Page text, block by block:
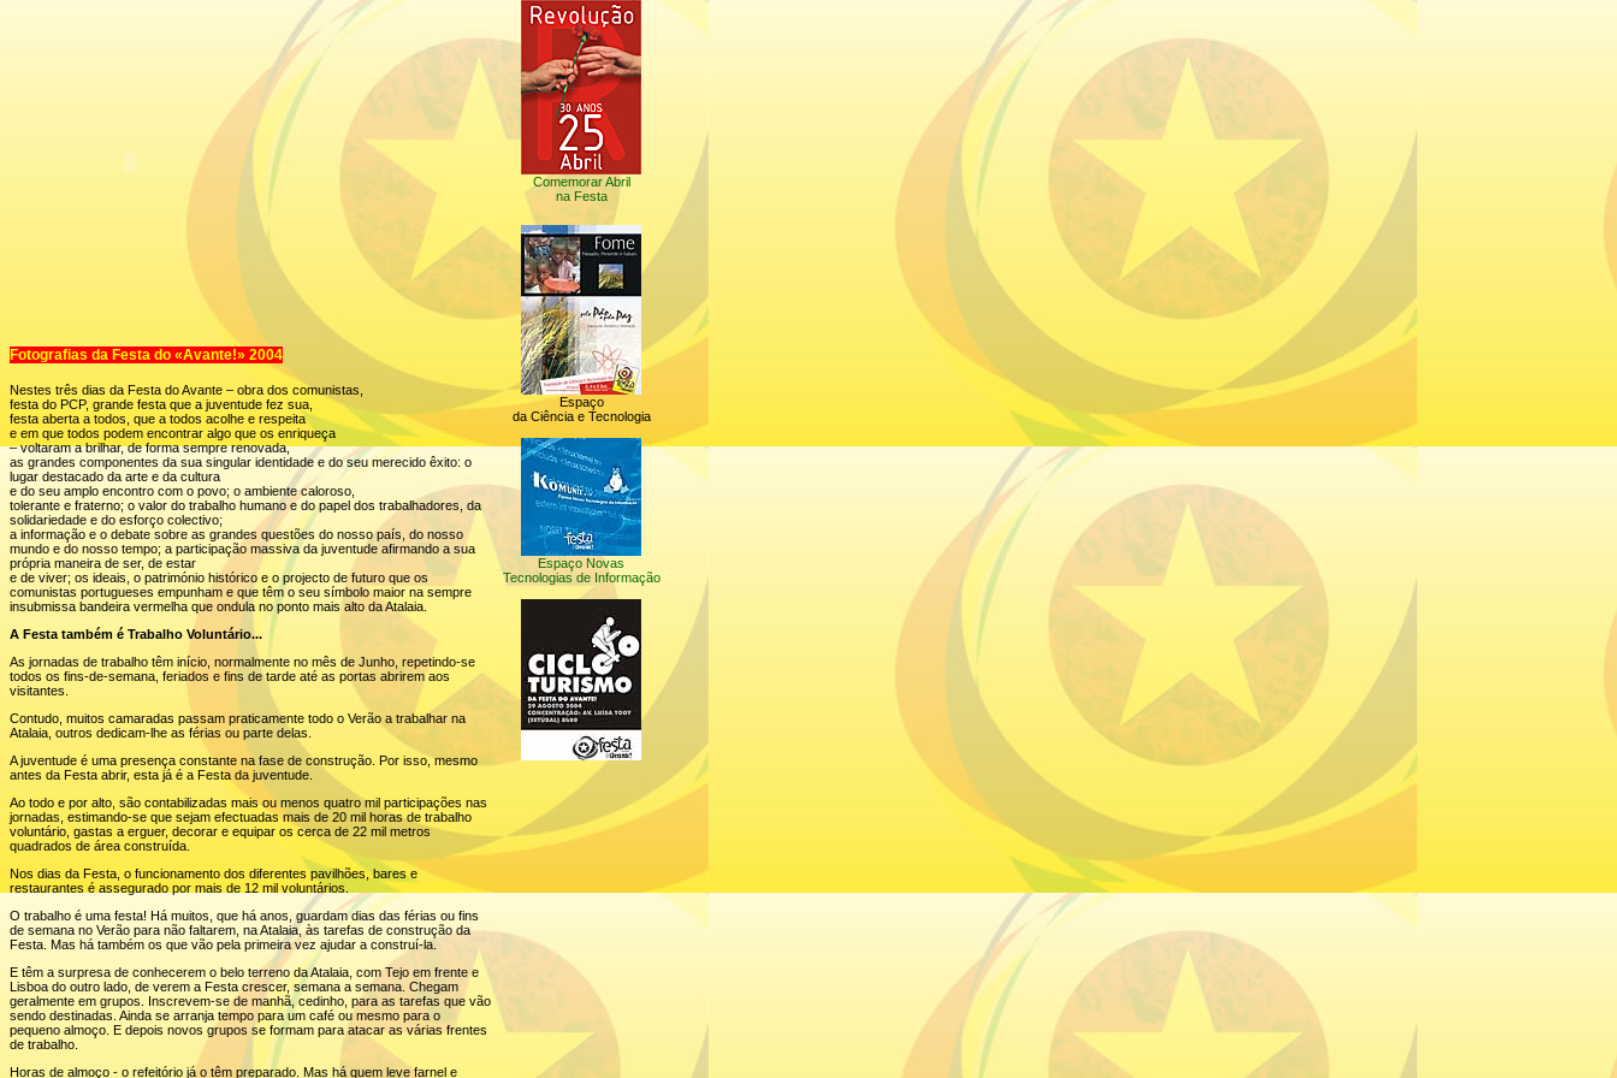
Fotografias da Festa do «Avante!» 2004
Nestes três dias da Festa do Avante – obra dos comunistas,
festa do PCP, grande festa que a juventude fez sua,
festa aberta a todos, que a todos acolhe e respeita
e em que todos podem encontrar algo que os enriqueça
– voltaram a brilhar, de forma sempre renovada,
as grandes componentes da sua singular identidade e do seu merecido êxito: o
lugar destacado da arte e da cultura
e do seu amplo encontro com o povo; o ambiente caloroso,
tolerante e fraterno; o valor do trabalho humano e do papel dos trabalhadores, da
solidariedade e do esforço colectivo;
a informação e o debate sobre as grandes questões do nosso país, do nosso
mundo e do nosso tempo; a participação massiva da juventude afirmando a sua
própria maneira de ser, de estar
e de viver; os ideais, o património histórico e o projecto de futuro que os
comunistas portugueses empunham e que têm o seu símbolo maior na sempre
insubmissa bandeira vermelha que ondula no ponto mais alto da Atalaia.
A Festa também é Trabalho Voluntário...
As jornadas de trabalho têm início, normalmente no mês de Junho, repetindo-se
todos os fins-de-semana, feriados e fins de tarde até as portas abrirem aos
visitantes.
Contudo, muitos camaradas passam praticamente todo o Verão a trabalhar na
Atalaia, outros dedicam-lhe as férias ou parte delas.
A juventude é uma presença constante na fase de construção. Por isso, mesmo
antes da Festa abrir, esta já é a Festa da juventude.
Ao todo e por alto, são contabilizadas mais ou menos quatro mil participações nas
jornadas, estimando-se que sejam efectuadas mais de 20 mil horas de trabalho
voluntário, gastas a erguer, decorar e equipar os cerca de 22 mil metros
quadrados de área construída.
Nos dias da Festa, o funcionamento dos diferentes pavilhões, bares e
restaurantes é assegurado por mais de 12 mil voluntários.
O trabalho é uma festa! Há muitos, que há anos, guardam dias das férias ou fins
de semana no Verão para não faltarem, na Atalaia, às tarefas de construção da
Festa. Mas há também os que vão pela primeira vez ajudar a construí-la.
E têm a surpresa de conhecerem o belo terreno da Atalaia, com Tejo em frente e
Lisboa do outro lado, de verem a Festa crescer, semana a semana. Chegam
geralmente em grupos. Inscrevem-se de manhã, cedinho, para as tarefas que vão
sendo destinadas. Ainda se arranja tempo para um café ou mesmo para o
pequeno almoço. E depois novos grupos se formam para atacar as várias frentes
de trabalho.
Horas de almoço - o refeitório já o têm preparado. Mas há quem leve farnel e
Comemorar Abril
na Festa
Espaço
da Ciência e Tecnologia
Espaço Novas
Tecnologias de Informação